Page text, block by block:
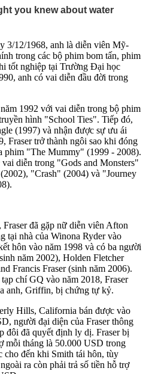
3/12/1968, anh là diễn viên Mỹ-
trong các bộ phim bom tấn, phim
tốt nghiệp tại Trường Đại học
anh có vai diễn đầu đời trong
1992 với vai diễn trong bộ phim
hình "School Ties". Tiếp đó,
(1997) và nhận được sự ưu ái
Fraser trở thành ngôi sao khi đóng
phim "The Mummy" (1999 - 2008).
diễn trong "Gods and Monsters"
"Crash" (2004) và "Journey
đã gặp nữ diễn viên Afton
tại nhà của Winona Ryder vào
hôn vào năm 1998 và có ba người
năm 2002), Holden Fletcher
Francis Fraser (sinh năm 2006).
chí GQ vào năm 2018, Fraser
anh, Griffin, bị chứng tự kỷ.
Hills, California bán được vào
người đại diện của Fraser thông
đôi đã quyết định ly dị. Fraser bị
mỗi tháng là 50.000 USD trong
cho đến khi Smith tái hôn, tùy
ra còn phải trả số tiền hỗ trợ